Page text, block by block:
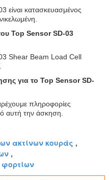
είναι κατασκευασμένος
Top Sensor SD-03
Shear Beam Load Cell
για το Top Sensor SD-
πληροφορίες
αυτή την άσκηση.
ακτίνων κουράς ,
,